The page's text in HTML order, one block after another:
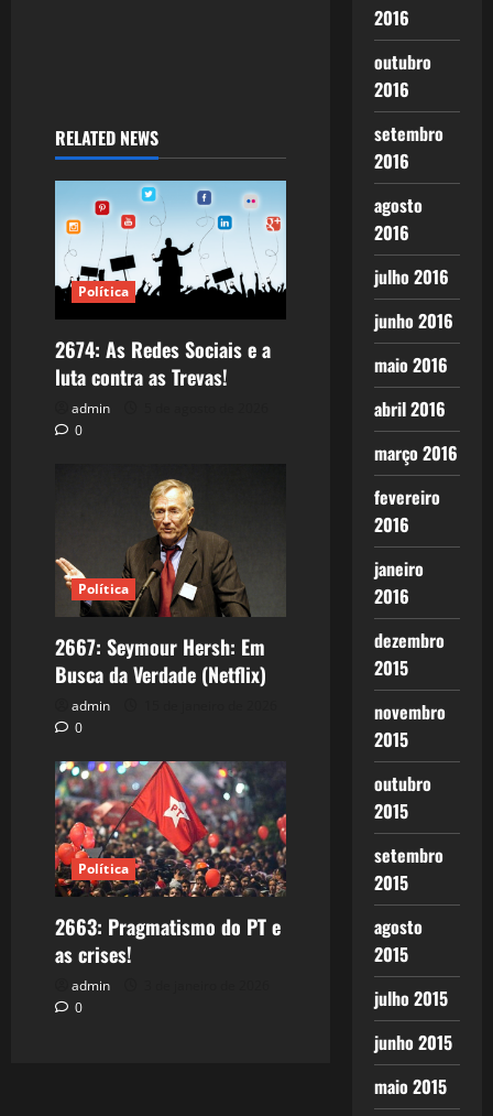
RELATED NEWS
Política
2674: As Redes Sociais e a
luta contra as Trevas!
admin
0
Política
2667: Seymour Hersh: Em
Busca da Verdade (Netflix)
admin
0
Política
2663: Pragmatismo do PT e
as crises!
admin
0
2016
outubro
2016
setembro
2016
agosto
2016
julho 2016
junho 2016
maio 2016
abril 2016
março 2016
fevereiro
2016
janeiro
2016
dezembro
2015
novembro
2015
outubro
2015
setembro
2015
agosto
2015
julho 2015
junho 2015
maio 2015